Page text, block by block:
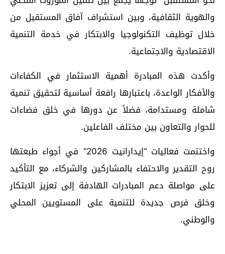
والهوية الثقافية، وبين استشراف آفاق المستقبل من
خلال توظيف التكنولوجيا والابتكار في خدمة التنمية
الاقتصادية والاجتماعية.
وأكدت هذه المبادرة أهمية الاستثمار في الكفاءات
والأفكار الواعدة، باعتبارها رافعة أساسية لتحقيق تنمية
شاملة ومستدامة، فضلاً عن دورها في خلق فضاءات
للحوار والتعاون بين مختلف الفاعلين.
واختتمت فعاليات “إيدارانيت 2026” في أجواء طبعتها
روح التقدير والاحتفاء بالمشاركين والشركاء، مع التأكيد
على مواصلة دعم المبادرات الهادفة إلى تعزيز الابتكار
وخلق فرص جديدة للتنمية على المستويين المحلي
والوطني.